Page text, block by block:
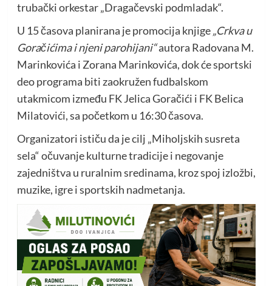
trubački orkestar „Dragačevski podmladak“.
U 15 časova planirana je promocija knjige„Crkva u
Goračićima i njeni parohijani“autora Radovana M.
Marinkovića i Zorana Marinkovića, dok će sportski
deo programa biti zaokružen fudbalskom
utakmicom između FK Jelica Goračići i FK Belica
Milatovići, sa početkom u 16:30 časova.
Organizatori ističu da je cilj „Miholjskih susreta
sela“ očuvanje kulturne tradicije i negovanje
zajedništva u ruralnim sredinama, kroz spoj izložbi,
muzike, igre i sportskih nadmetanja.